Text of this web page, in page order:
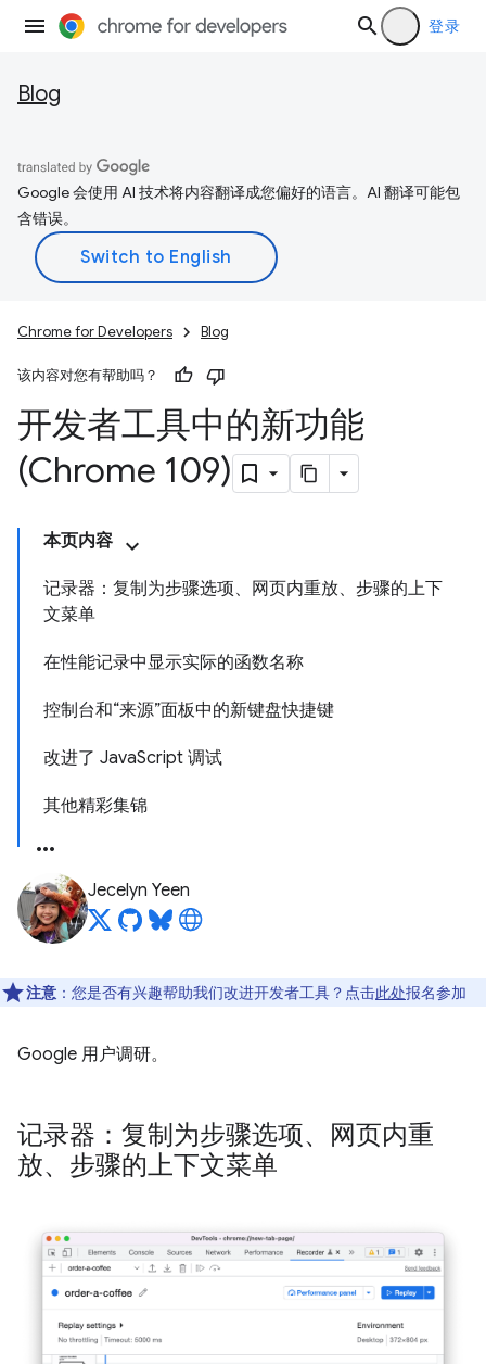
登录
Blog
Google 会使用 AI 技术将内容翻译成您偏好的语言。AI 翻译可能包
含错误。
Chrome for Developers Blog
该内容对您有帮助吗？
开发者工具中的新功能
(Chrome 109)
本页内容
记录器：复制为步骤选项、网页内重放、步骤的上下
文菜单
在性能记录中显示实际的函数名称
控制台和“来源”面板中的新键盘快捷键
改进了 JavaScript 调试
其他精彩集锦
Jecelyn Yeen
注意 ：您是否有兴趣帮助我们改进开发者工具？点击此处报名参加
Google 用户调研。
记录器：复制为步骤选项、网页内重
放、步骤的上下文菜单